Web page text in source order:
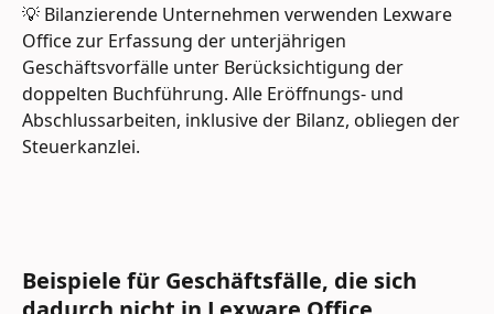
💡 Bilanzierende Unternehmen verwenden Lexware
Office zur Erfassung der unterjährigen
Geschäftsvorfälle unter Berücksichtigung der
doppelten Buchführung. Alle Eröffnungs- und
Abschlussarbeiten, inklusive der Bilanz, obliegen der
Steuerkanzlei.
Beispiele für Geschäftsfälle, die sich